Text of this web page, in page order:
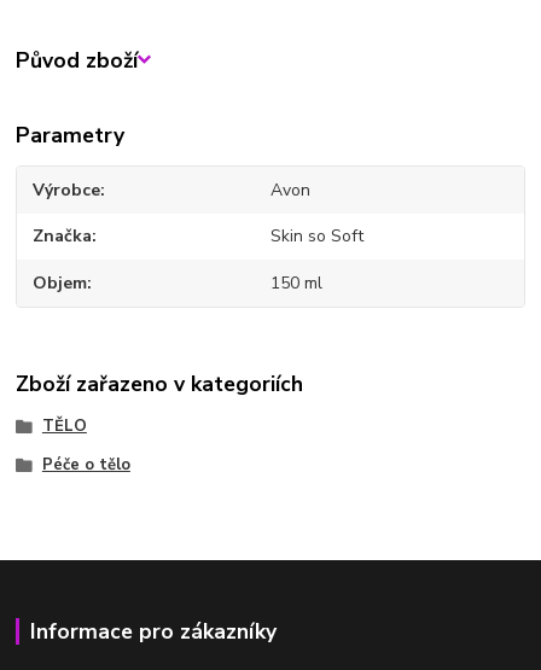
Původ zboží
Parametry
Výrobce Avon
Značka Skin so Soft
Objem 150 ml
Zboží zařazeno v kategoriích
TĚLO
Péče o tělo
Informace pro zákazníky